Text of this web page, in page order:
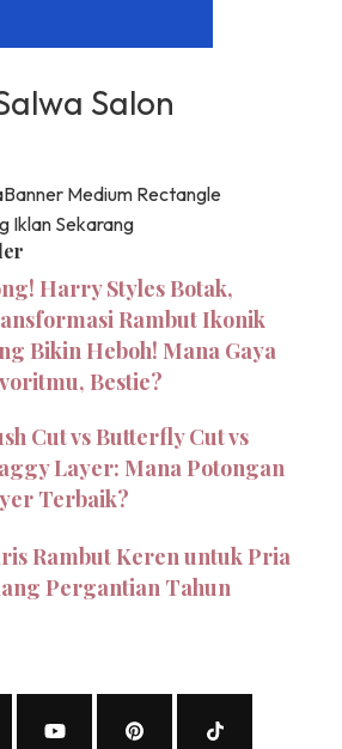
Salon
Banner Medium Rectangle
Iklan Sekarang
Harry Styles Botak,
Rambut Ikonik
Bikin Heboh! Mana Gaya
Bestie?
Cut vs Butterfly Cut vs
Layer: Mana Potongan
Terbaik?
Rambut Keren untuk Pria
Pergantian Tahun